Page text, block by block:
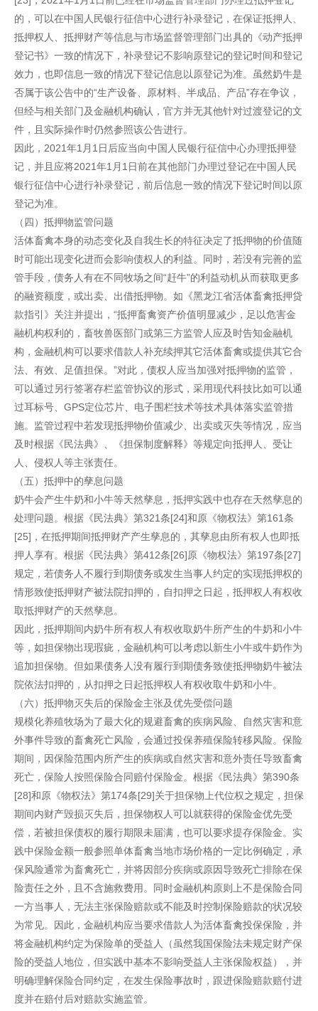
的，可以在中国人民银行征信中心进行补录登记，在保证抵押人、
抵押权人、抵押财产等信息与市场监督管理部门出具的《动产抵押
登记书》一致的情况下，补录登记不影响原登记的登记时间和登记
效力，也即信息一致的情况下登记信息以原登记为准。虽然奶牛是
否属于该公告中的“生产设备、原材料、半成品、产品”存在争议，
但经与相关部门及金融机构确认，官方并无其他针对过渡登记的文
件，且实际操作时仍然参照该公告进行。
因此，2021年1月1日后应当向中国人民银行征信中心办理抵押登
记，并且应将2021年1月1日前在其他部门办理过登记在中国人民
银行征信中心进行补录登记，前后信息一致的情况下登记时间以原
登记为准。
（四）抵押物监管问题
活体畜禽本身的动态变化及自我生长的特征决定了抵押物的价值随
时可能出现变化进而会影响债权人的利益。同时，若没有完善的监
管手段，债务人有在不同牧场之间“赶牛”的利益动机从而获取更多
的融资额度，或出卖、出借抵押物。如《黑龙江省活体畜禽抵押贷
款指引》关注并提出，“抵押畜禽资产价值明显减少，足以危害金
融机构权利的，畜牧兽医部门或第三方监管人应及时告知金融机
构，金融机构可以要求借款人补充续押其它活体畜禽或提供其它合
法、有效、足值担保。”对此，债权人应当加强对抵押物的监管，
可以通过另行签署存栏监管协议的形式，采用现代科技比如可以通
过耳标号、GPS定位芯片、电子围栏技术等技术具体落实监管措
施。监管过程中若发现抵押物价值减少、出卖或灭失等情况，应当
及时根据《民法典》、《担保制度解释》等规定向抵押人、受让
人、侵权人等主张责任。
（五）抵押中的孳息问题
奶牛会产生牛奶和小牛等天然孳息，抵押实践中也存在天然孳息的
处理问题。根据《民法典》第321条[24]和原《物权法》第161条
[25]，在抵押期间抵押财产产生孳息的，其孳息由所有权人也即抵
押人享有。根据《民法典》第412条[26]原《物权法》第197条[27]
规定，若债务人不履行到期债务或发生当事人约定的实现抵押权的
情形致使抵押财产被法院扣押的，自扣押之日起，抵押权人有权收
取抵押财产的天然孳息。
因此，抵押期间内奶牛所有权人有权收取奶牛所产生的牛奶和小牛
等，如担保物出现瑕疵，金融机构可以考虑以新生小牛或牛奶作为
追加担保物。但如果债务人没有履行到期债务致使抵押物奶牛被法
院依法扣押的，从扣押之日起抵押权人有权收取牛奶和小牛。
（六）抵押物灭失后的保险金主张及优先受偿问题
规模化养殖牧场为了最大化的规避畜禽的疾病风险、自然灾害和意
外事件导致的畜禽死亡风险，会通过投保养殖保险转移风险。保险
期间，因保险范围内所产生的疾病或自然灾害和意外责任导致畜禽
死亡，保险人按照保险合同赔付保险金。根据《民法典》第390条
[28]和原《物权法》第174条[29]关于担保物上代位权之规定，担保
期间内财产毁损灭失后，担保物权人可以就获得的保险金优先受
偿，若被担保债权的履行期限未届满，也可以要求提存保险金。实
践中保险金额一般参照单体畜禽当地市场价格的一定比例确定，承
保风险通常为畜禽死亡，并将因部分疾病或原因导致死亡排除在保
险责任之外，且不含施救费用。同时金融机构原则上不是保险合同
一方当事人，无法主张保险赔款或不能及时控制保险赔款的状况较
为常见。因此，金融机构应当要求借款人为活体畜禽投保保险，并
将金融机构约定为保险单的受益人（虽然我国保险法未规定财产保
险的受益人地位，但实践中基本不影响受益人主张保险权益），并
明确理解保险合同约定，在发生保险事故时，跟进保险赔款赔付进
度并在赔付后对赔款实施监管。